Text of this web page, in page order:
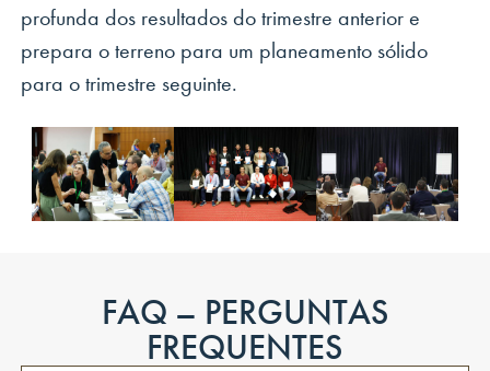
profunda dos resultados do trimestre anterior e
prepara o terreno para um planeamento sólido
para o trimestre seguinte.
FAQ – PERGUNTAS
FREQUENTES